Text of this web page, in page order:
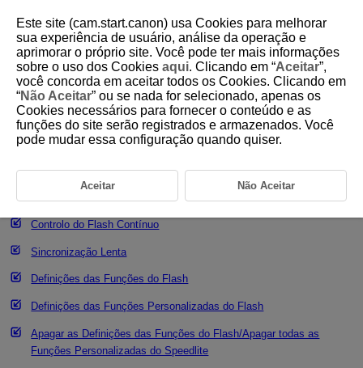
D180-067
Definições das Funções do Flash
Disparo Flash
E-TTLEquilíbrio
Controlo do Flash Contínuo
Sincronização Lenta
Definições das Funções do Flash
Definições das Funções Personalizadas do Flash
Apagar as Definições das Funções do Flash/Apagar todas as
Funções Personalizadas do Speedlite
Este site (cam.start.canon) usa Cookies para melhorar
sua experiência de usuário, análise da operação e
aprimorar o próprio site. Você pode ter mais informações
sobre o uso dos Cookies aqui. Clicando em “Aceitar”,
você concorda em aceitar todos os Cookies. Clicando em
“Não Aceitar” ou se nada for selecionado, apenas os
Cookies necessários para fornecer o conteúdo e as
funções do site serão registrados e armazenados. Você
pode mudar essa configuração quando quiser.
Aceitar Não Aceitar